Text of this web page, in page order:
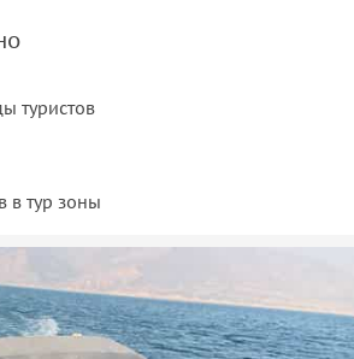
туристов
в тур зоны